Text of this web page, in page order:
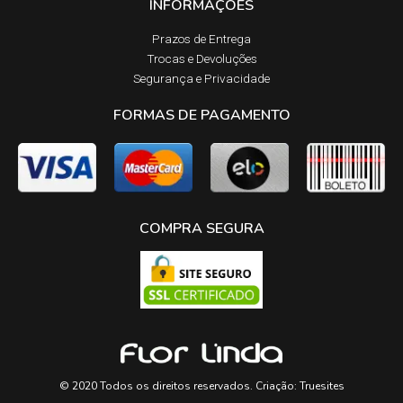
INFORMAÇÕES
Prazos de Entrega​
Trocas e Devoluções​
Segurança e Privacidade
FORMAS DE PAGAMENTO
COMPRA SEGURA
© 2020 Todos os direitos reservados. Criação: Truesites